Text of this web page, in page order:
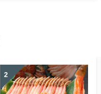
2